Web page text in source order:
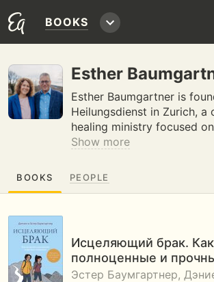
BOOKS
Esther
Esther Baumgartner is
Heilungsdienst in Zurich, a
healing ministry focused
Show more
BOOKS PEOPLE
Исцеляющий брак.
полноценные и
Эстер Баумгартнер,